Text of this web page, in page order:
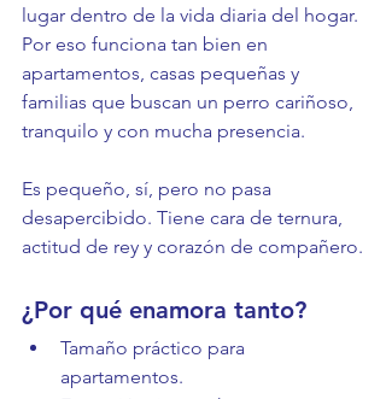
lugar dentro de la vida diaria del hogar.
Por eso funciona tan bien en
apartamentos, casas pequeñas y
familias que buscan un perro cariñoso,
tranquilo y con mucha presencia.
Es pequeño, sí, pero no pasa
desapercibido. Tiene cara de ternura,
actitud de rey y corazón de compañero.
¿Por qué enamora tanto?
Tamaño práctico para
apartamentos.